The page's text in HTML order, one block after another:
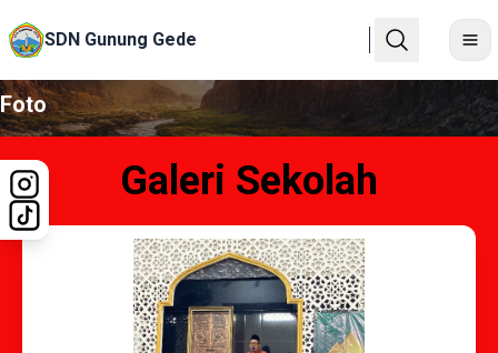
SDN Gunung Gede
Foto
Galeri Sekolah